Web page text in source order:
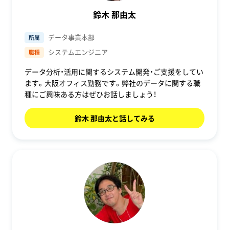
鈴木 那由太
所属 データ事業本部
職種 システムエンジニア
データ分析・活用に関するシステム開発・ご支援をしてい
ます。大阪オフィス勤務です。弊社のデータに関する職
種にご興味ある方はぜひお話しましょう！
鈴木 那由太と話してみる